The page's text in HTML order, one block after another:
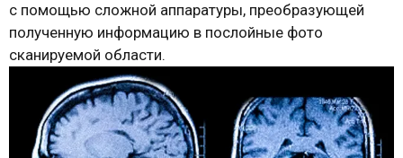
с помощью сложной аппаратуры, преобразующей
полученную информацию в послойные фото
сканируемой области.